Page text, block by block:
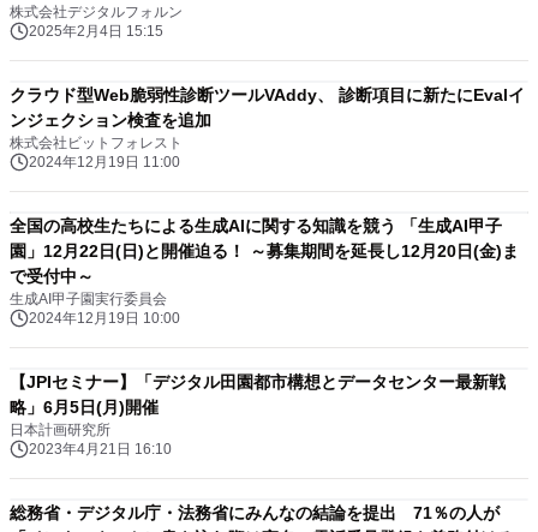
株式会社デジタルフォルン
2025年2月4日 15:15
クラウド型Web脆弱性診断ツールVAddy、 診断項目に新たにEvalイ
ンジェクション検査を追加
株式会社ビットフォレスト
2024年12月19日 11:00
全国の高校生たちによる生成AIに関する知識を競う 「生成AI甲子
園」12月22日(日)と開催迫る！ ～募集期間を延長し12月20日(金)ま
で受付中～
生成AI甲子園実行委員会
2024年12月19日 10:00
【JPIセミナー】「デジタル田園都市構想とデータセンター最新戦
略」6月5日(月)開催
日本計画研究所
2023年4月21日 16:10
総務省・デジタル庁・法務省にみんなの結論を提出 71％の人が